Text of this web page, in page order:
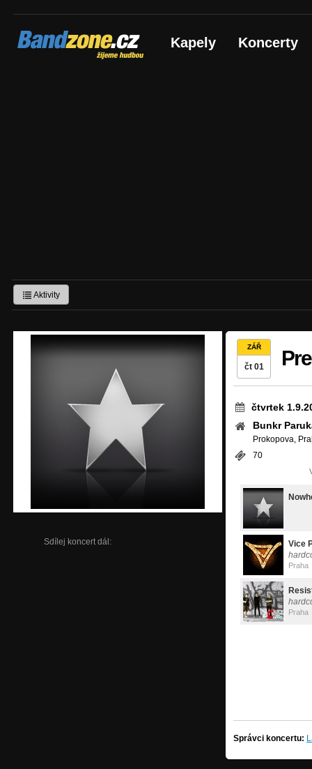
Bandzone.cz
žijeme hudbou Kapely Koncerty
Aktivity
Sdílej koncert dál:
ZÁŘ
čt 01
čtvrtek
Bunkr
Prokopova,
70
Vice
Praha
Praha
Správci koncertu: